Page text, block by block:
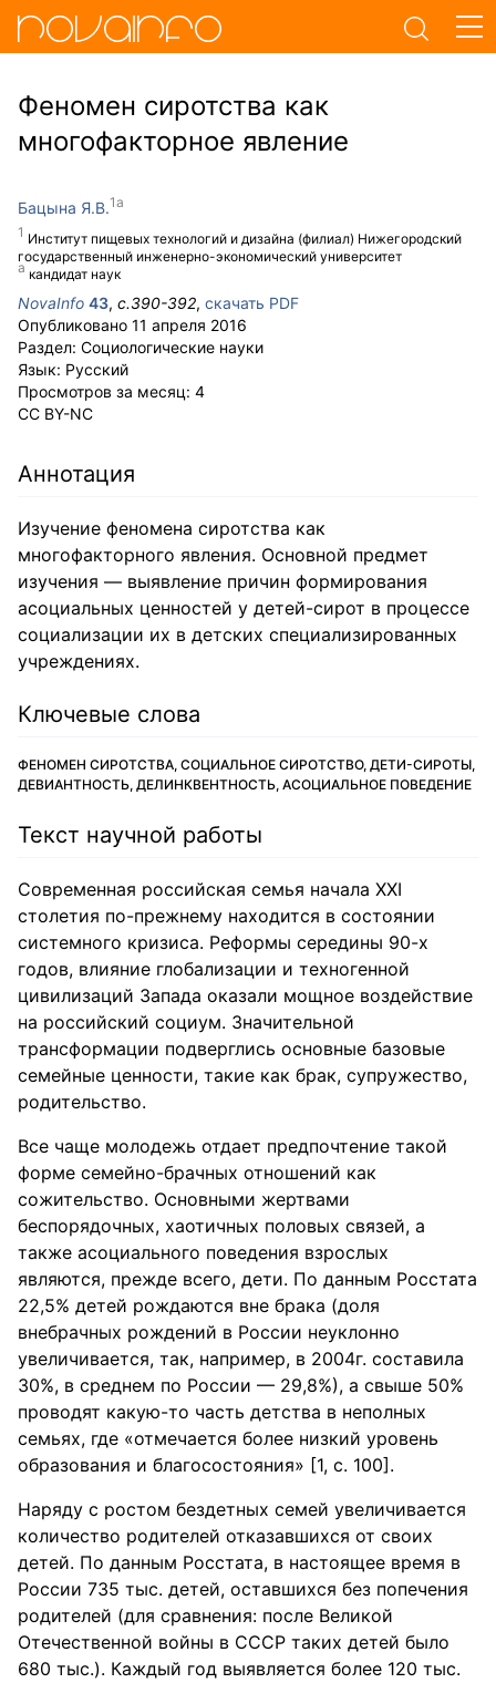
Феномен сиротства как
многофакторное явление
Бацына Я.В.
Институт пищевых технологий и дизайна (филиал) Нижегородский
государственный инженерно-экономический университет
кандидат наук
NovaInfo 43, с.390-392, скачать PDF
Опубликовано 11 апреля 2016
Раздел: Социологические науки
Язык: Русский
Просмотров за месяц: 4
CC BY-NC
Аннотация
Изучение феномена сиротства как
многофакторного явления. Основной предмет
изучения — выявление причин формирования
асоциальных ценностей у детей-сирот в процессе
социализации их в детских специализированных
учреждениях.
Ключевые слова
ФЕНОМЕН СИРОТСТВА, СОЦИАЛЬНОЕ СИРОТСТВО, ДЕТИ-СИРОТЫ,
ДЕВИАНТНОСТЬ, ДЕЛИНКВЕНТНОСТЬ, АСОЦИАЛЬНОЕ ПОВЕДЕНИЕ
Текст научной работы
Современная российская семья начала XXI
столетия по-прежнему находится в состоянии
системного кризиса. Реформы середины 90-х
годов, влияние глобализации и техногенной
цивилизаций Запада оказали мощное воздействие
на российский социум. Значительной
трансформации подверглись основные базовые
семейные ценности, такие как брак, супружество,
родительство.
Все чаще молодежь отдает предпочтение такой
форме семейно-брачных отношений как
сожительство. Основными жертвами
беспорядочных, хаотичных половых связей, а
также асоциального поведения взрослых
являются, прежде всего, дети. По данным Росстата
22,5% детей рождаются вне брака (доля
внебрачных рождений в России неуклонно
увеличивается, так, например, в 2004г. составила
30%, в среднем по России — 29,8%), а свыше 50%
проводят какую-то часть детства в неполных
семьях, где «отмечается более низкий уровень
образования и благосостояния» [1, с. 100].
Наряду с ростом бездетных семей увеличивается
количество родителей отказавшихся от своих
детей. По данным Росстата, в настоящее время в
России 735 тыс. детей, оставшихся без попечения
родителей (для сравнения: после Великой
Отечественной войны в СССР таких детей было
680 тыс.). Каждый год выявляется более 120 тыс.